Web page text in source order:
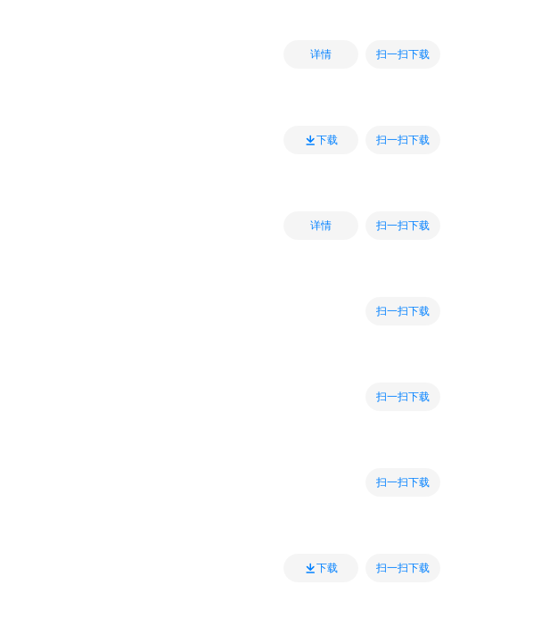
详情 扫一扫下载
下载 扫一扫下载
详情 扫一扫下载
扫一扫下载
扫一扫下载
扫一扫下载
下载 扫一扫下载